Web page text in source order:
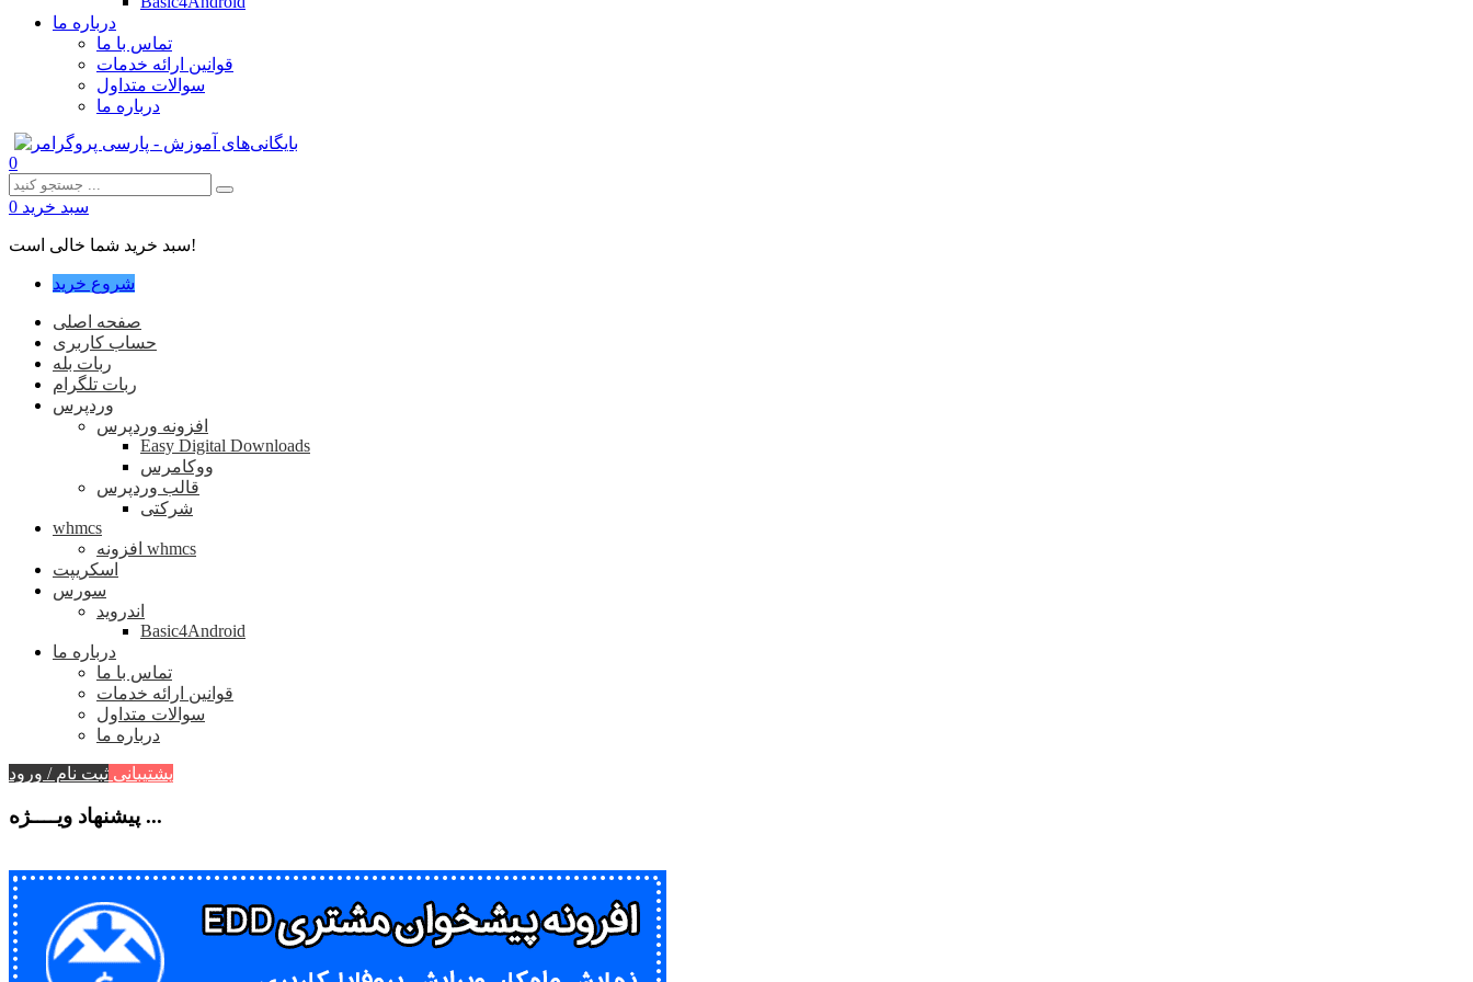
درباره ما
تماس با ما
قوانین ارائه خدمات
سوالات متداول
درباره ما
0
سبد خرید 0
سبد خرید شما خالی است!
شروع خرید
صفحه اصلی
حساب کاربری
ربات بله
ربات تلگرام
وردپرس
افزونه وردپرس
Easy Digital Downloads
ووکامرس
قالب وردپرس
شرکتی
whmcs
افزونه whmcs
اسکریپت
سورس
اندروید
Basic4Android
درباره ما
تماس با ما
قوانین ارائه خدمات
سوالات متداول
درباره ما
پشتیبانی ثبت نام / ورود
پیشنهاد ویــــژه ...